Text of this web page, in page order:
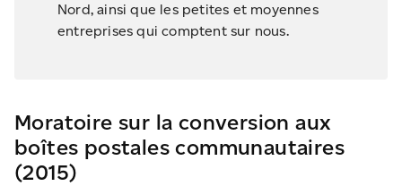
Nord, ainsi que les petites et moyennes
entreprises qui comptent sur nous.
Moratoire sur la conversion aux
boîtes postales communautaires
(2015)